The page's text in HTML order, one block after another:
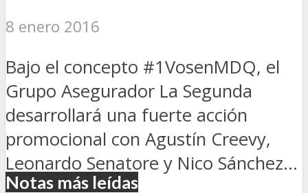
8 enero 2016
Bajo el concepto #1VosenMDQ, el
Grupo Asegurador La Segunda
desarrollará una fuerte acción
promocional con Agustín Creevy,
Leonardo Senatore y Nico Sánchez...
Notas más leídas